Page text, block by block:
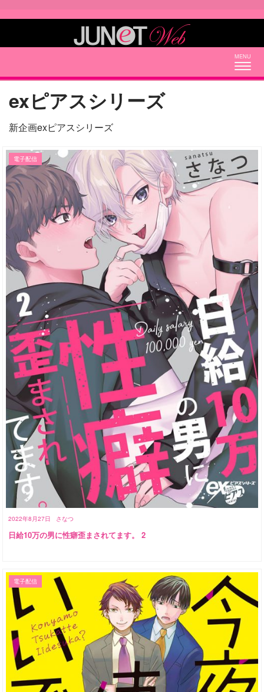
exピアスシリーズ
新企画exピアスシリーズ
2022年8月27日 さなつ
電子配信
日給10万の男に性癖歪まされてます。 2
電子配信